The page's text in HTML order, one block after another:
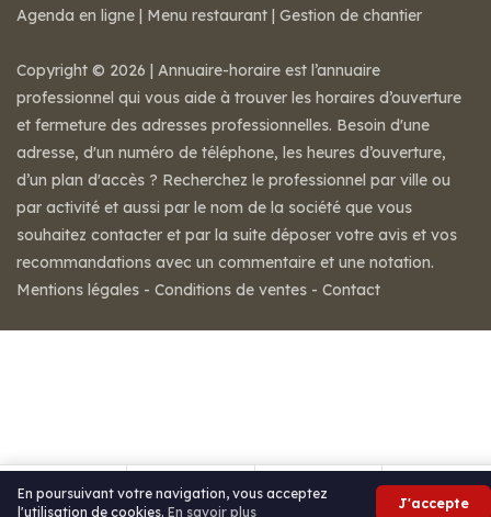
Itinéraire Avis
En poursuivant votre navigation, vous acceptez
l'utilisation de cookies. En savoir plus
J'accepte
Agenda en ligne | Menu restaurant | Gestion de chantier
Copyright © 2026 | Annuaire-horaire est l’annuaire
professionnel qui vous aide à trouver les horaires d’ouverture
et fermeture des adresses professionnelles. Besoin d'une
adresse, d'un numéro de téléphone, les heures d’ouverture,
d’un plan d'accès ? Recherchez le professionnel par ville ou
par activité et aussi par le nom de la société que vous
souhaitez contacter et par la suite déposer votre avis et vos
recommandations avec un commentaire et une notation.
Mentions légales - Conditions de ventes - Contact